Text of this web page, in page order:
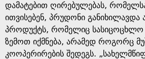
დამატებით ღირებულებას,
ითვისებენ, პრუდონი
პროდუქტს, რომელიც სასიცოცხლო
ზემოთ იქმნება, არამედ როგორც
კოოპერირების შედეგს.